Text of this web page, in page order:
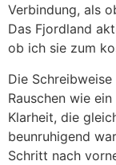
Verbindung, als
Das Fjordland
ob ich sie zum
Die
Rauschen wie
Klarheit, die
beunruhigend
Schritt nach